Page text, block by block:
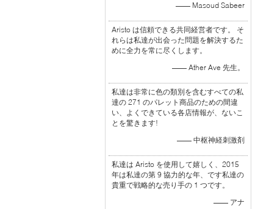
—— Masoud Sabeer
Aristo は信頼できる共同経営者です。 そ
れらは私達が出会った問題を解決するた
めに全力を常に尽くします。
—— Ather Ave 先生。
私達は非常に色の類別を含むすべての私
達の 271 のパレット商品のための間違
い、よくできている各店情報が、ないこ
とを驚きます!
—— 中枢神経刺激剤
私達は Aristo を使用して嬉しく、2015
年は私達の第 9 協力的な年、です私達の
貴重で戦略的な売り手の 1 つです。
—— アナ